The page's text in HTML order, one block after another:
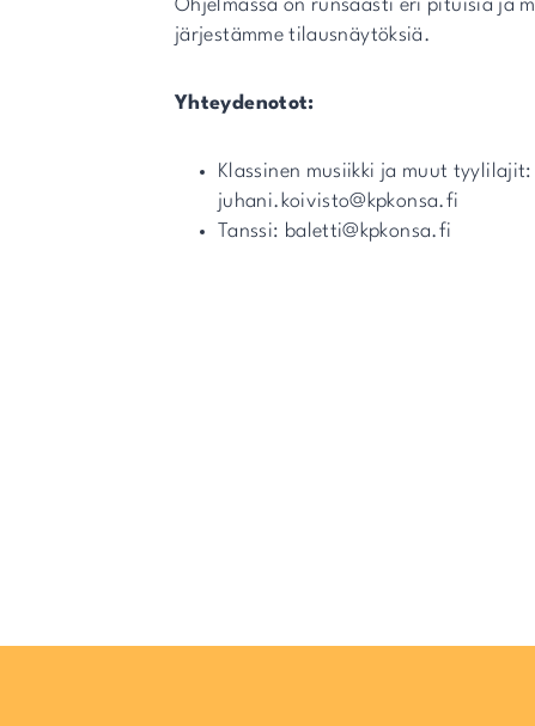
Ohjelmassa on runsaasti eri pituisia ja
järjestämme tilausnäytöksiä.
Yhteydenotot:
Klassinen musiikki ja muut
juhani.koivisto@kpkonsa.fi
Tanssi: baletti@kpkonsa.fi